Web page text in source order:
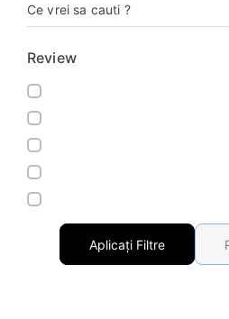
Ce vrei sa cauti ?
Review
Aplicați Filtre